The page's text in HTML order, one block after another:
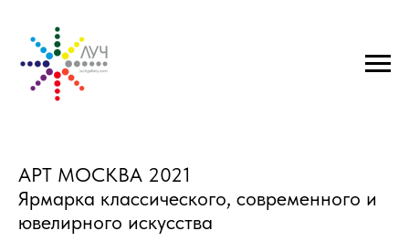
АРТ МОСКВА 2021
Ярмарка классического, современного и
ювелирного искусства